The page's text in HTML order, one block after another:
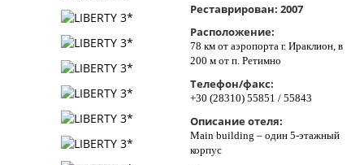
Реставрирован: 2007
Расположение:
78 км от аэропорта г. Ираклион, в
200 м от п. Ретимно
Телефон/факс:
+30 (28310) 55851 / 55843
Описание отеля:
Main building – один 5-этажный
корпус